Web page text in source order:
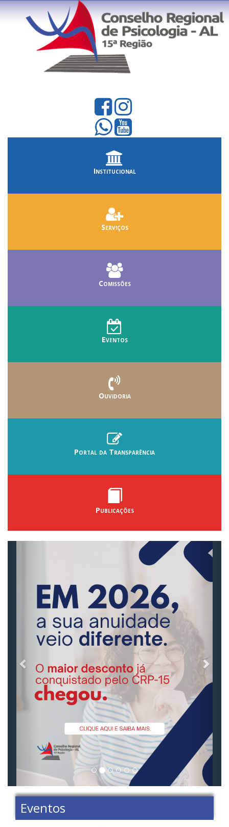
Institucional
Serviços
Comissões
Eventos
Ouvidoria
Portal da Transparência
Publicações
Eventos